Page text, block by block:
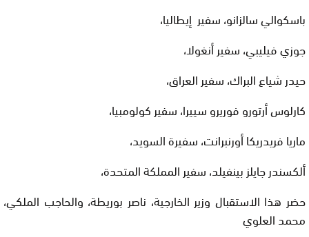
باسكوالي سالزانو، سفير إيطاليا،
جوزي فيليبي، سفير أنغولا،
حيدر شياع البراك، سفير العراق،
كارلوس أرتورو فوريرو سييرا، سفير كولومبيا،
ماريا فريدريكا أورنبرانت، سفيرة السويد،
ألكسندر جايلز بينفيلد، سفير المملكة المتحدة،
حضر هذا الاستقبال وزير الخارجية، ناصر بوريطة، والحاجب الملكي،
محمد العلوي